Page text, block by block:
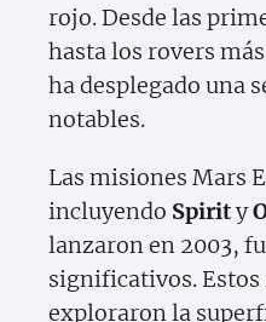
rojo. Desde las
hasta los rovers
ha desplegado una
notables.
Las misiones Mars
incluyendo Spirity
lanzaron en 2003,
significativos. Estos
exploraron la